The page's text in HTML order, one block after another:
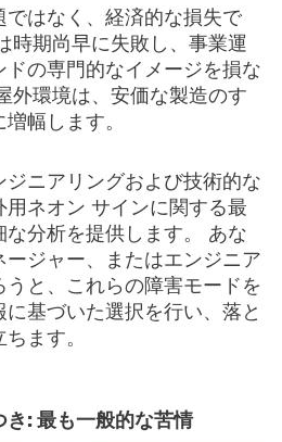
ではなく、経済的な損失で
時期尚早に失敗し、事業運
の専門的なイメージを損な
外環境は、安価な製造のす
幅します。
ニアリングおよび技術的な
ネオン サインに関する最
な分析を提供します。 あな
ジャー、またはエンジニア
うと、これらの障害モードを
基づいた選択を行い、落と
ます。
: 最も一般的な苦情